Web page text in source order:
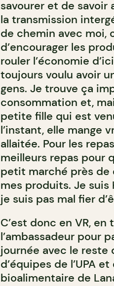
savourer et de savoir
la transmission
de chemin avec moi,
d’encourager les
rouler l’économie
toujours voulu avoir
gens. Je trouve ça
consommation et,
petite fille qui est
l’instant, elle mange
allaitée. Pour les
meilleurs repas pour
petit marché près de
mes produits. Je
je suis pas mal fier
C’est donc en VR,
l’ambassadeur pour
journée avec le
d’équipes de l’UPA
bioalimentaire de